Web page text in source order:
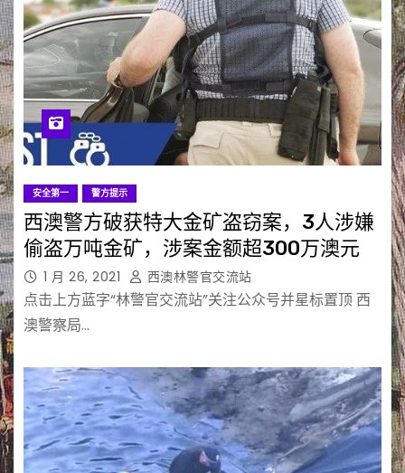
安全第一 警方提示
西澳警方破获特大金矿盗窃案，3人涉嫌
偷盗万吨金矿，涉案金额超300万澳元
1 月 26, 2021 西澳林警官交流站
点击上方蓝字“林警官交流站”关注公众号并星标置顶 西
澳警察局…